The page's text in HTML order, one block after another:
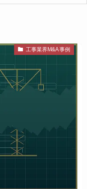
工事業界M&A事例